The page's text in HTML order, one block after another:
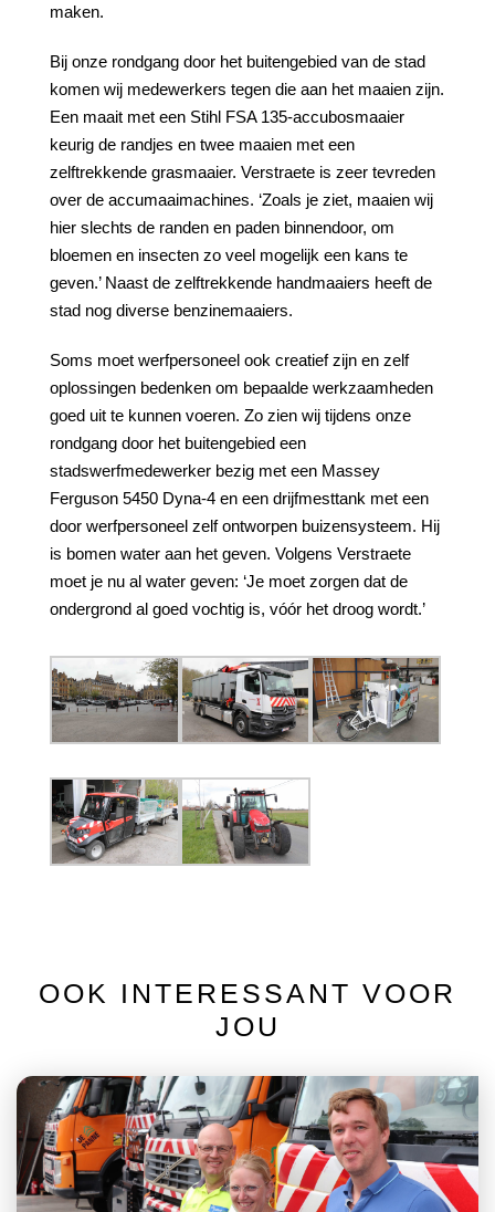
maken.
Bij onze rondgang door het buitengebied van de stad
komen wij medewerkers tegen die aan het maaien zijn.
Een maait met een Stihl FSA 135-accubosmaaier
keurig de randjes en twee maaien met een
zelftrekkende grasmaaier. Verstraete is zeer tevreden
over de accumaaimachines. ‘Zoals je ziet, maaien wij
hier slechts de randen en paden binnendoor, om
bloemen en insecten zo veel mogelijk een kans te
geven.’ Naast de zelftrekkende handmaaiers heeft de
stad nog diverse benzinemaaiers.
Soms moet werfpersoneel ook creatief zijn en zelf
oplossingen bedenken om bepaalde werkzaamheden
goed uit te kunnen voeren. Zo zien wij tijdens onze
rondgang door het buitengebied een
stadswerfmedewerker bezig met een Massey
Ferguson 5450 Dyna-4 en een drijfmesttank met een
door werfpersoneel zelf ontworpen buizensysteem. Hij
is bomen water aan het geven. Volgens Verstraete
moet je nu al water geven: ‘Je moet zorgen dat de
ondergrond al goed vochtig is, vóór het droog wordt.’
OOK INTERESSANT VOOR
JOU